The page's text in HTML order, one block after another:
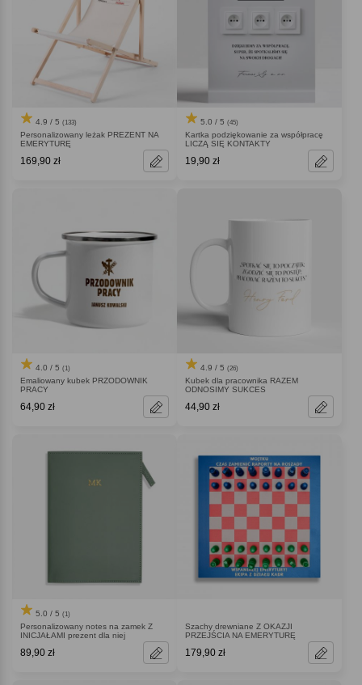
4.9 / 5 (133)
Personalizowany leżak PREZENT NA
EMERYTURĘ
169,90 zł
5.0 / 5 (45)
Kartka podziękowanie za współpracę
LICZĄ SIĘ KONTAKTY
19,90 zł
4.0 / 5 (1)
Emaliowany kubek PRZODOWNIK
PRACY
64,90 zł
4.9 / 5 (26)
Kubek dla pracownika RAZEM
ODNOSIMY SUKCES
44,90 zł
5.0 / 5 (1)
Personalizowany notes na zamek Z
INICJAŁAMI prezent dla niej
89,90 zł
Szachy drewniane Z OKAZJI
PRZEJŚCIA NA EMERYTURĘ
179,90 zł